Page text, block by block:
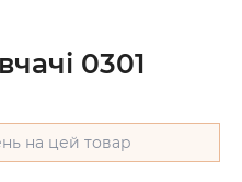
0301
на цей товар